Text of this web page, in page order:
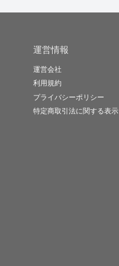
運営情報
運営会社
利用規約
プライバシーポリシー
特定商取引法に関する表示